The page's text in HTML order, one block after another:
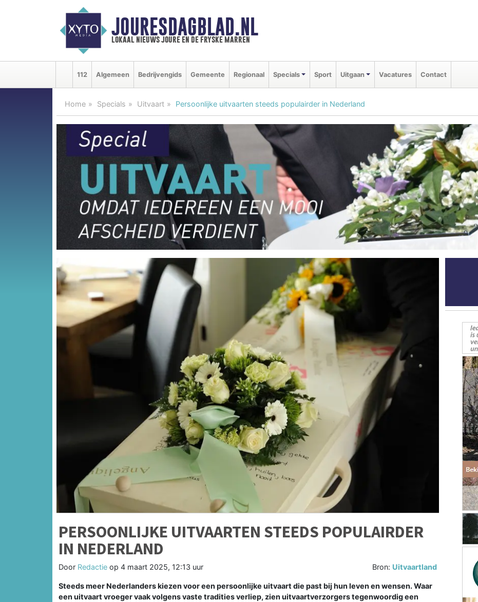
JOURESDAGBLAD.NL
lokaal nieuws joure en de fryske marren
112 Algemeen Bedrijvengids Gemeente Regionaal Specials Sport Uitgaan Vacatures Contact
Home Specials Uitvaart Persoonlijke uitvaarten steeds populairder in Nederland
PERSOONLIJKE UITVAARTEN STEEDS POPULAIRDER
IN NEDERLAND
Door Redactie op 4 maart 2025, 12:13 uur Bron: Uitvaartland
Steeds meer Nederlanders kiezen voor een persoonlijke uitvaart die past bij hun leven en wensen. Waar
een uitvaart vroeger vaak volgens vaste tradities verliep, zien uitvaartverzorgers tegenwoordig een